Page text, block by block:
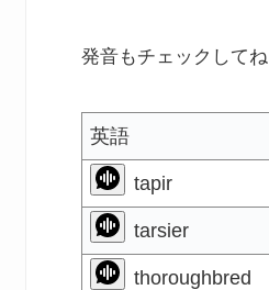
発音もチェックしてね
英語
tapir
tarsier
thoroughbred